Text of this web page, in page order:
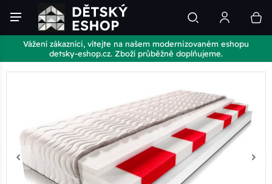
Vážení zákazníci, vítejte na našem modernizovaném eshopu
detsky-eshop.cz. Zboží průběžně doplňujeme.